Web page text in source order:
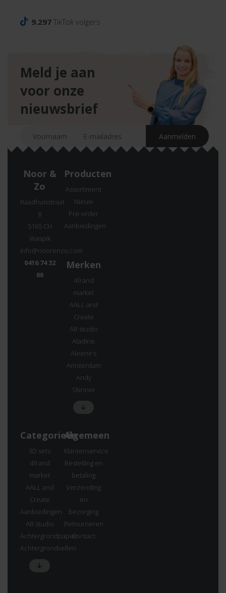
9.297 TikTok volgers
Meld je aan
voor onze
nieuwsbrief
Noor &
Zo
Raadhuisstraat
8
5165 CH
Waspik
info@noorenzo.com
0416 74 32
00
Producten
Assortiment
Nieuw
Pre-order
Aanbiedingen
Merken
49 and
market
AALL and
Create
AB studio
Aladine
Aleene’s
Amsterdam
Andy
Skinner
Categorieën
3D sets
49 and
market
AALL and
Create
Aanbiedingen
AB studio
Achtergrondpapier
Achtergrondvellen
Algemeen
Klantenservice
Bestelling en
betaling
Verzending
en
bezorging
Retourneren
Contact